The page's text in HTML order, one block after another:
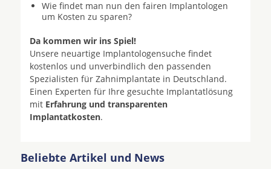
Wie findet man nun den fairen Implantologen
um Kosten zu sparen?
Da kommen wir ins Spiel!
Unsere neuartige Implantologensuche findet
kostenlos und unverbindlich den passenden
Spezialisten für Zahnimplantate in Deutschland.
Einen Experten für Ihre gesuchte Implantatlösung
mit Erfahrung und transparenten
Implantatkosten.
Beliebte Artikel und News